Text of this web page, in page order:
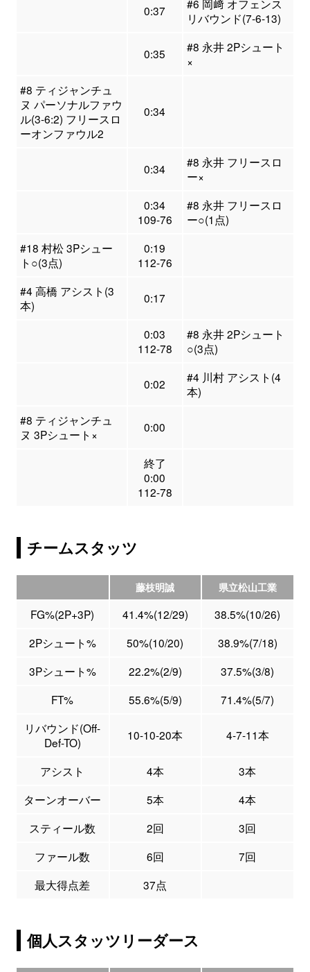
0:37
#6 岡﨑 オフェンス
リバウンド(7-6-13)
0:35
#8 永井 2Pシュート
×
#8 ティジャンチュ
ヌ パーソナルファウ
ル(3-6:2) フリースロ
ーオンファウル2
0:34
0:34
#8 永井 フリースロ
ー×
0:34
109-76
#8 永井 フリースロ
ー○(1点)
#18 村松 3Pシュー
ト○(3点)
0:19
112-76
#4 高橋 アシスト(3
本)
0:17
0:03
112-78
#8 永井 2Pシュート
○(3点)
0:02
#4 川村 アシスト(4
本)
#8 ティジャンチュ
ヌ 3Pシュート×
0:00
終了
0:00
112-78
チームスタッツ
藤枝明誠 県立松山工業
FG%(2P+3P) 41.4%(12/29)
38.5%(10/26)
2Pシュート%
50%(10/20)
38.9%(7/18)
3Pシュート%
22.2%(2/9)
37.5%(3/8)
FT%
55.6%(5/9)
71.4%(5/7)
リバウンド(Off-
Def-TO)
10-10-20本 4-7-11本
アシスト 4本
3本
ターンオーバー
5本
4本
スティール数
2回
3回
ファール数
6回
7回
最大得点差
37点
個人スタッツリーダース